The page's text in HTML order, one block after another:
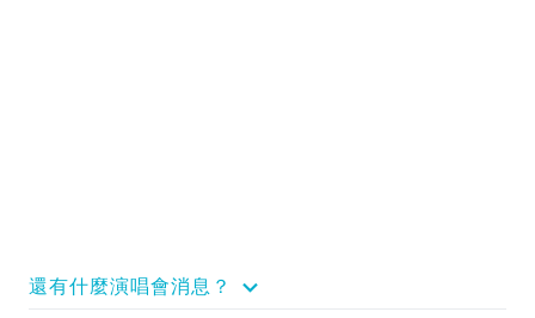
還有什麼演唱會消息？